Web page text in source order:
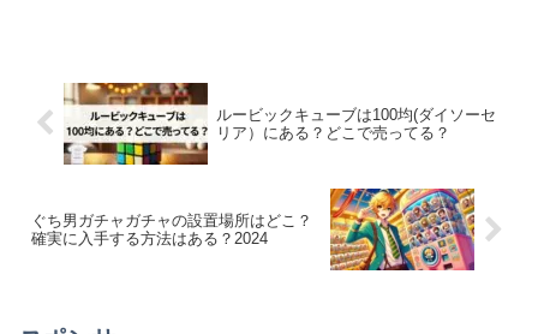
ルービックキューブは100均(ダイソーセ
リア）にある？どこで売ってる？
ぐち男ガチャガチャの設置場所はどこ？
確実に入手する方法はある？2024